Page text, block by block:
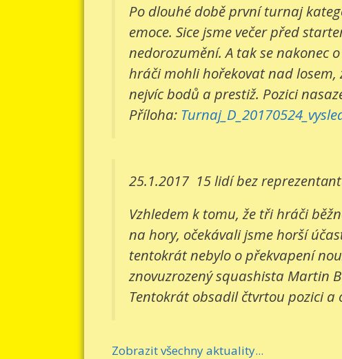
Po dlouhé době první turnaj
emoce. Sice jsme večer před
nedorozumění. A tak se nakonec
hráči mohli hořekovat nad losem,
nejvíc bodů a prestiž. Pozici
Příloha:
25.1.2017 15 lidí bez
Vzhledem k tomu, že tři hráči
na hory, očekávali jsme horší
tentokrát nebylo o překvapení
znovuzrozený squashista Martin
Tentokrát obsadil čtvrtou pozici a
Zobrazit všechny aktuality...